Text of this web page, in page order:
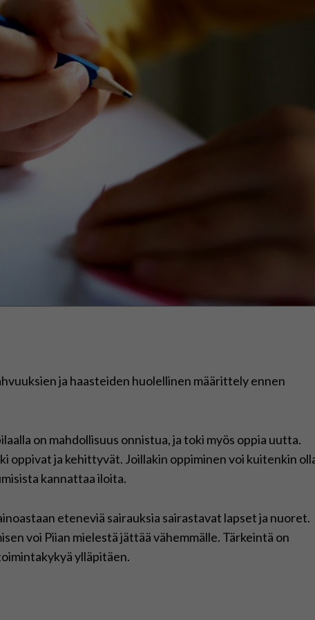
ja haasteiden huolellinen määrittely ennen
on mahdollisuus onnistua, ja toki myös oppia uutta.
oppivat ja kehittyvät. Joillakin oppiminen voi kuitenkin
kannattaa iloita.
eteneviä sairauksia sairastavat lapset ja nuoret.
voi Piian mielestä jättää vähemmälle. Tärkeintä on
ylläpitäen.